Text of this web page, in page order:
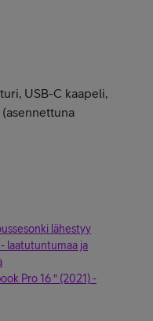
USB-C kaapeli,
lähestyy
- laatutuntumaa ja
Pro 16 ″ (2021) -